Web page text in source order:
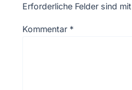
Erforderliche Felder sind mit
Kommentar *